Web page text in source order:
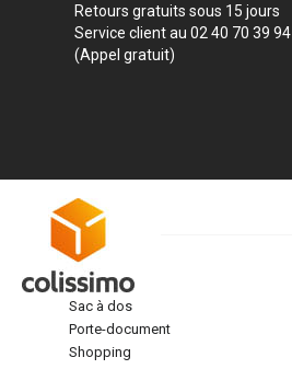
Retours gratuits sous 15 jours
Service client au 02 40 70 39 94
(Appel gratuit)
sac à dos
porte-document
shopping